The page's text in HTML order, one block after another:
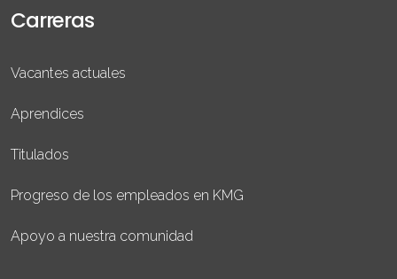
Carreras
Vacantes actuales
Aprendices
Titulados
Progreso de los empleados en KMG
Apoyo a nuestra comunidad